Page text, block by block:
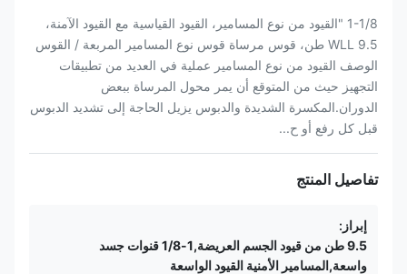
1-1/8 "القيود من نوع المسامير، القيود القياسية مع القيود الآمنة،
WLL 9.5 طن، قوس مرساة قوس نوع المسامير المربعة / القوس
الوصف القيود من نوع المسامير عملية في العديد من تطبيقات
التجهيز حيث من المتوقع أن يمر محول المرساة ببعض
الدوران.المكسرة الشديدة والدبوس يزيل الحاجة إلى تشديد الدبوس
قبل كل رفع أو ح...
تفاصيل المنتج
9.5 طن من قيود الجسم العريضة,1-1/8 قنوات جسد
واسعة,المسامير الأمنية القيود الواسعة